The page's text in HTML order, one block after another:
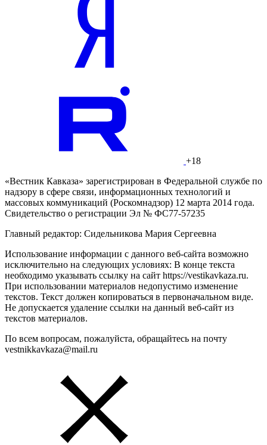
+18
«Вестник Кавказа» зарегистрирован в Федеральной службе по
надзору в сфере связи, информационных технологий и
массовых коммуникаций (Роскомнадзор) 12 марта 2014 года.
Свидетельство о регистрации Эл № ФС77-57235
Главный редактор: Сидельникова Мария Сергеевна
Использование информации с данного веб-сайта возможно
исключительно на следующих условиях: В конце текста
необходимо указывать ссылку на сайт https://vestikavkaza.ru.
При использовании материалов недопустимо изменение
текстов. Текст должен копироваться в первоначальном виде.
Не допускается удаление ссылки на данный веб-сайт из
текстов материалов.
По всем вопросам, пожалуйста, обращайтесь на почту
vestnikkavkaza@mail.ru